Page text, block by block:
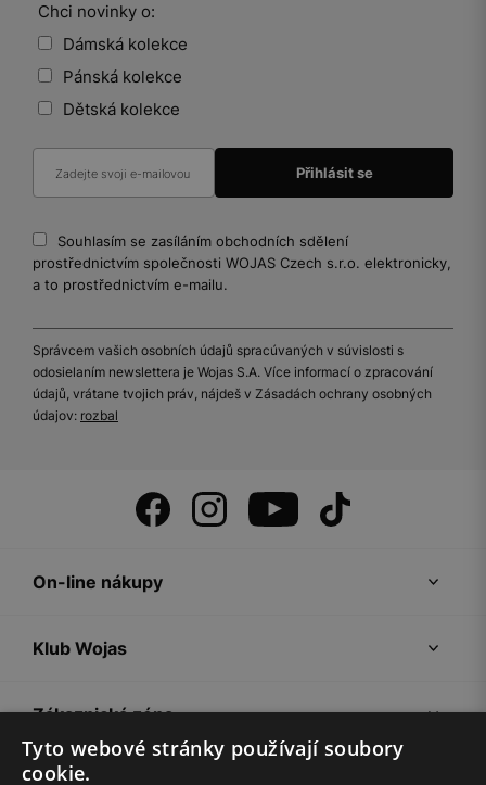
Chci novinky o:
Dámská kolekce
Pánská kolekce
Dětská kolekce
Souhlasím se zasíláním obchodních sdělení
prostřednictvím společnosti WOJAS Czech s.r.o. elektronicky,
a to prostřednictvím e-mailu.
Správcem vašich osobních údajů spracúvaných v súvislosti s
odosielaním newslettera je Wojas S.A. Více informací o zpracování
údajů, vrátane tvojich práv, nájdeš v Zásadách ochrany osobných
údajov: rozbal
On-line nákupy
Klub Wojas
Zákaznická zóna
Tyto webové stránky používají soubory
cookie.